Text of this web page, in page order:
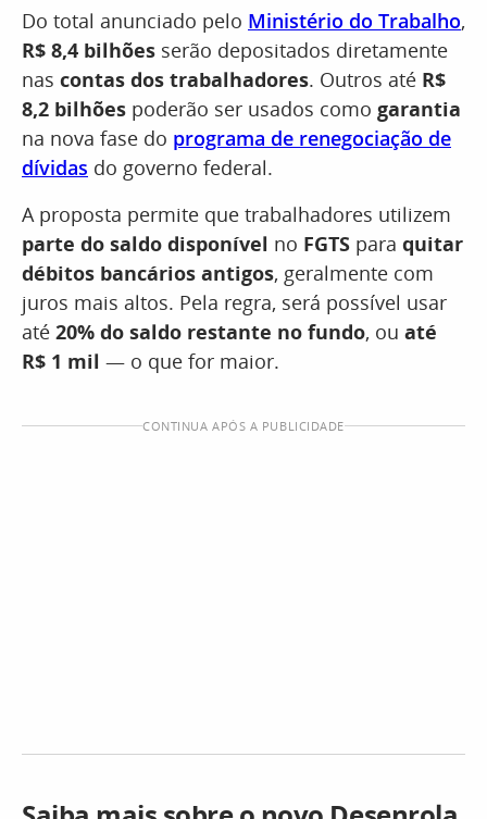
Do total anunciado pelo Ministério do Trabalho,
R$ 8,4 bilhões serão depositados diretamente
nas contas dos trabalhadores. Outros até R$
8,2 bilhões poderão ser usados como garantia
na nova fase do programa de renegociação de
dívidas do governo federal.
A proposta permite que trabalhadores utilizem
parte do saldo disponível no FGTS para quitar
débitos bancários antigos, geralmente com
juros mais altos. Pela regra, será possível usar
até 20% do saldo restante no fundo, ou até
R$ 1 mil — o que for maior.
CONTINUA APÓS A PUBLICIDADE